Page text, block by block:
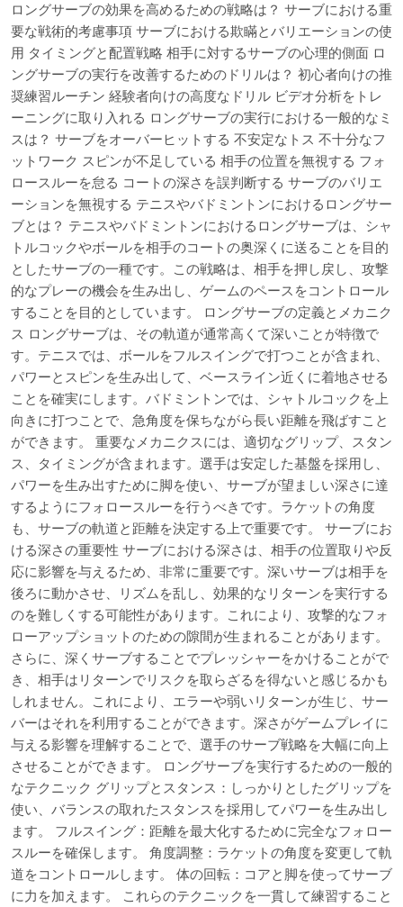
ロングサーブの効果を高めるための戦略は？ サーブにおける重
要な戦術的考慮事項 サーブにおける欺瞞とバリエーションの使
用 タイミングと配置戦略 相手に対するサーブの心理的側面 ロ
ングサーブの実行を改善するためのドリルは？ 初心者向けの推
奨練習ルーチン 経験者向けの高度なドリル ビデオ分析をトレ
ーニングに取り入れる ロングサーブの実行における一般的なミ
スは？ サーブをオーバーヒットする 不安定なトス 不十分なフ
ットワーク スピンが不足している 相手の位置を無視する フォ
ロースルーを怠る コートの深さを誤判断する サーブのバリエ
ーションを無視する テニスやバドミントンにおけるロングサー
ブとは？ テニスやバドミントンにおけるロングサーブは、シャ
トルコックやボールを相手のコートの奥深くに送ることを目的
としたサーブの一種です。この戦略は、相手を押し戻し、攻撃
的なプレーの機会を生み出し、ゲームのペースをコントロール
することを目的としています。 ロングサーブの定義とメカニク
ス ロングサーブは、その軌道が通常高くて深いことが特徴で
す。テニスでは、ボールをフルスイングで打つことが含まれ、
パワーとスピンを生み出して、ベースライン近くに着地させる
ことを確実にします。バドミントンでは、シャトルコックを上
向きに打つことで、急角度を保ちながら長い距離を飛ばすこと
ができます。 重要なメカニクスには、適切なグリップ、スタン
ス、タイミングが含まれます。選手は安定した基盤を採用し、
パワーを生み出すために脚を使い、サーブが望ましい深さに達
するようにフォロースルーを行うべきです。ラケットの角度
も、サーブの軌道と距離を決定する上で重要です。 サーブにお
ける深さの重要性 サーブにおける深さは、相手の位置取りや反
応に影響を与えるため、非常に重要です。深いサーブは相手を
後ろに動かさせ、リズムを乱し、効果的なリターンを実行する
のを難しくする可能性があります。これにより、攻撃的なフォ
ローアップショットのための隙間が生まれることがあります。
さらに、深くサーブすることでプレッシャーをかけることがで
き、相手はリターンでリスクを取らざるを得ないと感じるかも
しれません。これにより、エラーや弱いリターンが生じ、サー
バーはそれを利用することができます。深さがゲームプレイに
与える影響を理解することで、選手のサーブ戦略を大幅に向上
させることができます。 ロングサーブを実行するための一般的
なテクニック グリップとスタンス：しっかりとしたグリップを
使い、バランスの取れたスタンスを採用してパワーを生み出し
ます。 フルスイング：距離を最大化するために完全なフォロー
スルーを確保します。 角度調整：ラケットの角度を変更して軌
道をコントロールします。 体の回転：コアと脚を使ってサーブ
に力を加えます。 これらのテクニックを一貫して練習すること